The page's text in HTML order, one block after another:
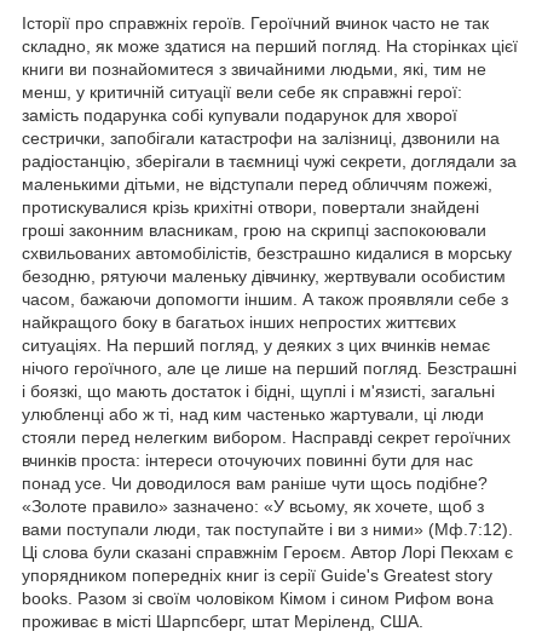
Історії про справжніх героїв. Героїчний вчинок часто не так
складно, як може здатися на перший погляд. На сторінках цієї
книги ви познайомитеся з звичайними людьми, які, тим не
менш, у критичній ситуації вели себе як справжні герої:
замість подарунка собі купували подарунок для хворої
сестрички, запобігали катастрофи на залізниці, дзвонили на
радіостанцію, зберігали в таємниці чужі секрети, доглядали за
маленькими дітьми, не відступали перед обличчям пожежі,
протискувалися крізь крихітні отвори, повертали знайдені
гроші законним власникам, грою на скрипці заспокоювали
схвильованих автомобілістів, безстрашно кидалися в морську
безодню, рятуючи маленьку дівчинку, жертвували особистим
часом, бажаючи допомогти іншим. А також проявляли себе з
найкращого боку в багатьох інших непростих життєвих
ситуаціях. На перший погляд, у деяких з цих вчинків немає
нічого героїчного, але це лише на перший погляд. Безстрашні
і боязкі, що мають достаток і бідні, щуплі і м'язисті, загальні
улюбленці або ж ті, над ким частенько жартували, ці люди
стояли перед нелегким вибором. Насправді секрет героїчних
вчинків проста: інтереси оточуючих повинні бути для нас
понад усе. Чи доводилося вам раніше чути щось подібне?
«Золоте правило» зазначено: «У всьому, як хочете, щоб з
вами поступали люди, так поступайте і ви з ними» (Мф.7:12).
Ці слова були сказані справжнім Героєм. Автор Лорі Пекхам є
упорядником попередніх книг із серії Guide's Greatest story
books. Разом зі своїм чоловіком Кімом і сином Рифом вона
проживає в місті Шарпсберг, штат Меріленд, США.